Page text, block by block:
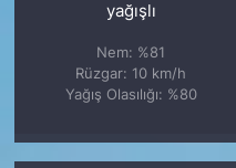
yağışlı
Nem: %81
Rüzgar: 10 km/h
Yağış Olasılığı: %80